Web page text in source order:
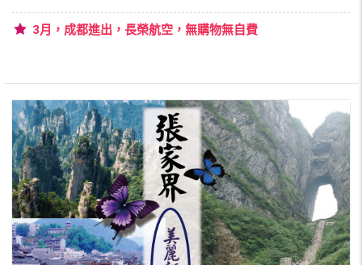
3月，成都進出，長榮航空，無購物無自費